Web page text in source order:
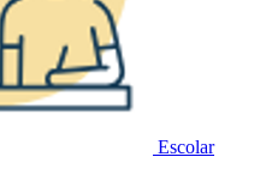
Escolar